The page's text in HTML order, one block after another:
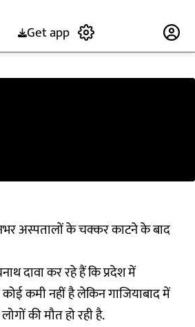
Get app
अस्पतालों के चक्कर काटने के बाद
दावा कर रहे हैं कि प्रदेश में
कमी नहीं है लेकिन गाजियाबाद में
की मौत हो रही है.